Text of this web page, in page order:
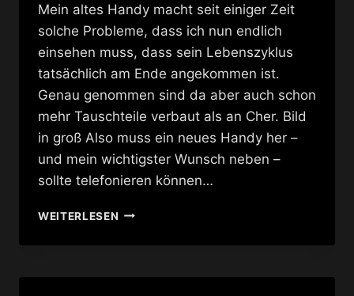
Mein altes Handy macht seit einiger Zeit
solche Probleme, dass ich nun endlich
einsehen muss, dass sein Lebenszyklus
tatsächlich am Ende angekommen ist.
Genau genommen sind da aber auch schon
mehr Tauschteile verbaut als an Cher. Bild
in groß Also muss ein neues Handy her –
und mein wichtigster Wunsch neben –
sollte telefonieren können…
WEITERLESENFESTIVAL
LIGHTS
10/2025